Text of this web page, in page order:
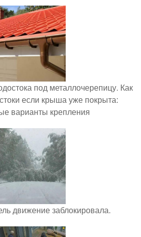
под металлочерепицу. Как
если крыша уже покрыта:
варианты крепления
движение заблокировала.